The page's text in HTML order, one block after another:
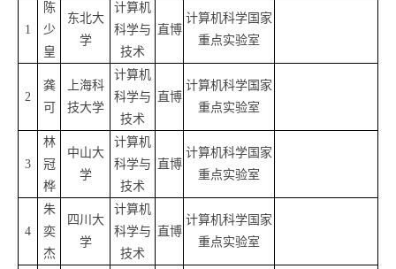
1
陈
少
皇
东北大
学
计算机
科学与
技术
直博
计算机科学国家
重点实验室
2
龚
可
上海科
技大学
计算机
科学与
技术
直博
计算机科学国家
重点实验室
3
林
冠
桦
中山大
学
计算机
科学与
技术
直博
计算机科学国家
重点实验室
4
朱
奕
杰
四川大
学
计算机
科学与
技术
直博
计算机科学国家
重点实验室